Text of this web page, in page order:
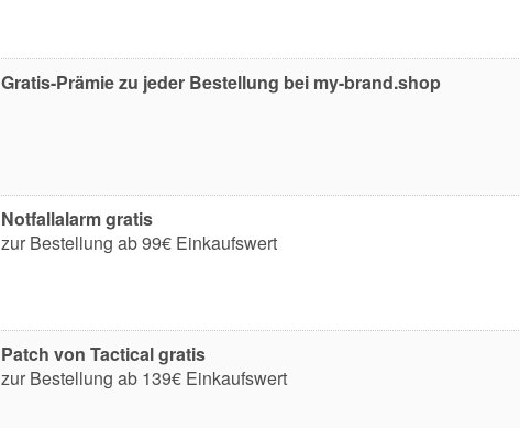
Gratis-Prämie zu jeder Bestellung bei my-brand.shop
Notfallalarm gratis
zur Bestellung ab 99€ Einkaufswert
Patch von Tactical gratis
zur Bestellung ab 139€ Einkaufswert